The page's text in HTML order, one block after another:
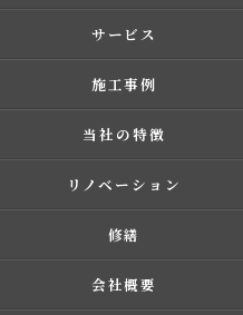
サービス
施工事例
当社の特徴
リノベーション
修繕
会社概要